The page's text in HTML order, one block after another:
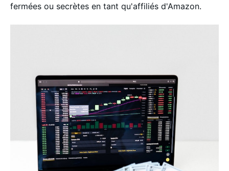
fermées ou secrètes en tant qu'affiliés d'Amazon.